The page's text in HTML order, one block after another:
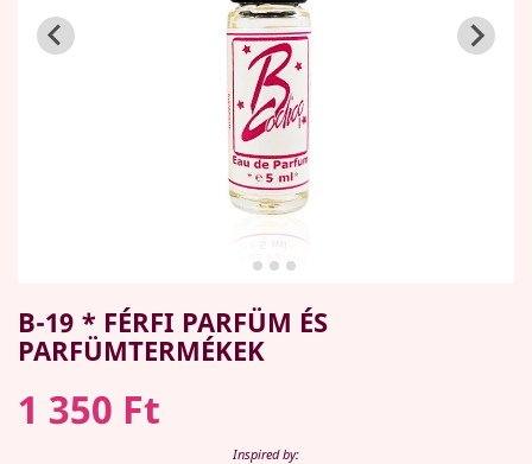
B-19 * FÉRFI PARFÜM ÉS
PARFÜMTERMÉKEK
1 350 Ft
Inspired by: